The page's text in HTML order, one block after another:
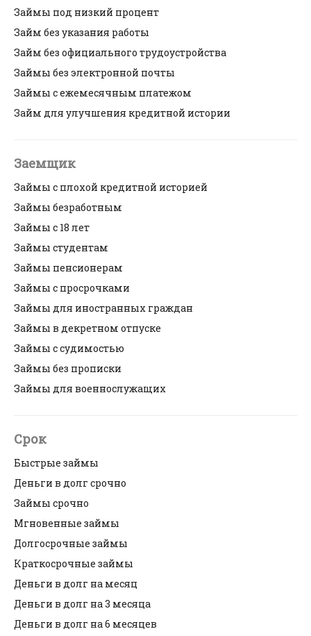
Займы под низкий процент
Займ без указания работы
Займ без официального трудоустройства
Займы без электронной почты
Займы с ежемесячным платежом
Займ для улучшения кредитной истории
Заемщик
Займы с плохой кредитной историей
Займы безработным
Займы с 18 лет
Займы студентам
Займы пенсионерам
Займы с просрочками
Займы для иностранных граждан
Займы в декретном отпуске
Займы с судимостью
Займы без прописки
Займы для военнослужащих
Срок
Быстрые займы
Деньги в долг срочно
Займы срочно
Мгновенные займы
Долгосрочные займы
Краткосрочные займы
Деньги в долг на месяц
Деньги в долг на 3 месяца
Деньги в долг на 6 месяцев